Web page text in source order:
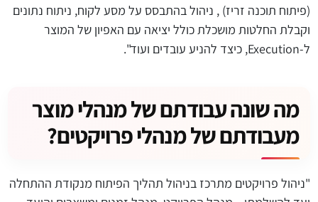
(פיתוח תוכנה זריז) , ניהול בהתבסס על מסע לקוח, ניתוח נתונים
וקבלת החלטות מושכלת כולל יציאה עם האפיון של המוצר
ל-Execution, כיצד להניע עובדים ועוד".
מה שונה עבודתם של מנהלי מוצר
מעבודתם של מנהלי פרויקטים?
"ניהול פרויקטים מתרכז בניהול תהליך הפיתוח מנקודת ההתחלה